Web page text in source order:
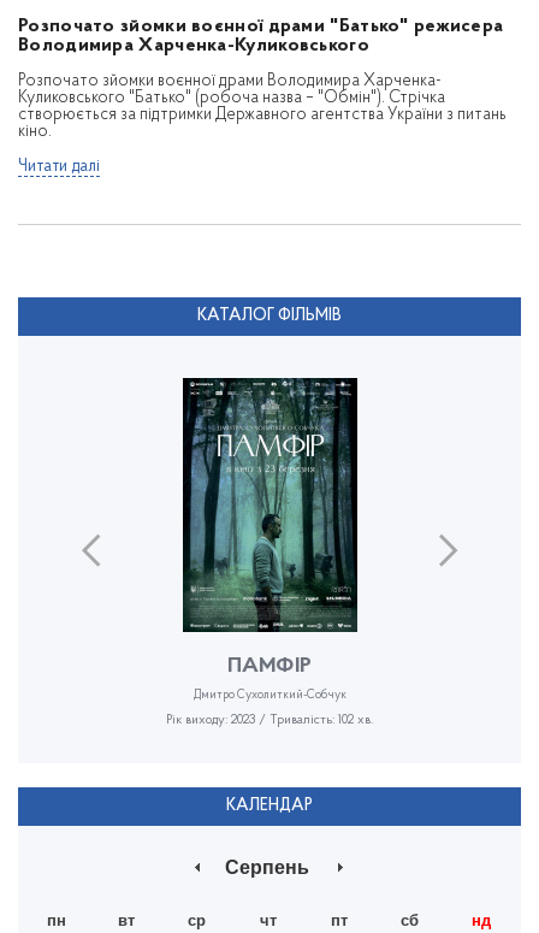
Розпочато зйомки воєнної драми "Батько" режисера
Володимира Харченка-Куликовського
Розпочато зйомки воєнної драми Володимира Харченка-
Куликовського "Батько" (робоча назва – "Обмін"). Стрічка
створюється за підтримки Державного агентства України з питань
кіно.
Читати далі
КАТАЛОГ ФІЛЬМІВ
ПАМФІР
Дмитро Сухолиткий-Собчук
Рік виходу: 2023 / Тривалість: 102 хв.
КАЛЕНДАР
Серпень
пн вт ср чт пт сб нд